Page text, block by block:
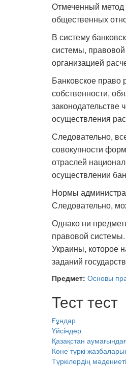
Отмеченный метод
общественных
В систему
системы,
организацией
Банковское право
собственности,
осуществления
Следовательно,
совокупности
отраслей
осуществлении
Нормы
Следовательно,
Однако ни
правовой
Украины, которое
заданий
Предмет: Основы
Тест тест
Ғұндар
Үйсіндер
Қазақстан
Көне түркі
Түркілердің мәдениеті